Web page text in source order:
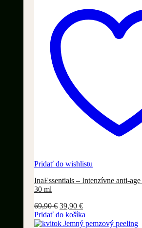
Pridať do wishlistu
InaEssentials – Intenzívne anti-
30 ml
69,90€ Pôvodná
cena
bola:
39,90 €Aktuálna
cena
je:
Pridať do košíka